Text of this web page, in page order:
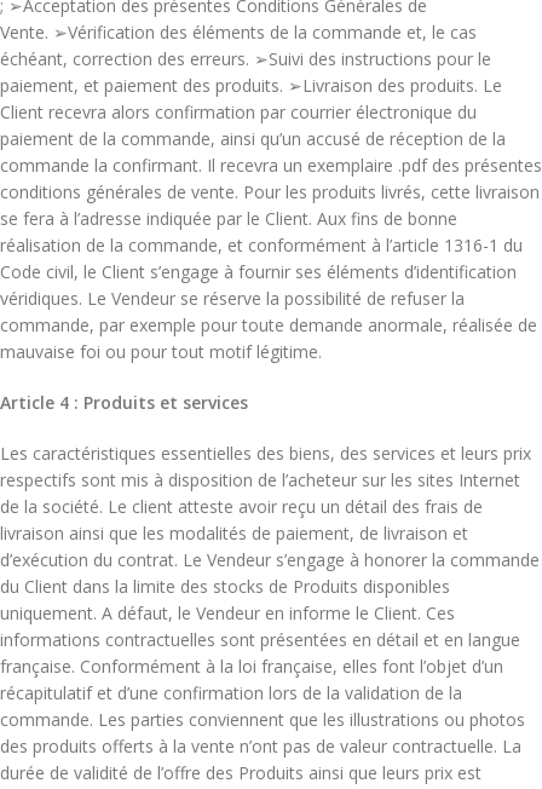
; ➢Acceptation des présentes Conditions Générales de
Vente. ➢Vérification des éléments de la commande et, le cas
échéant, correction des erreurs. ➢Suivi des instructions pour le
paiement, et paiement des produits. ➢Livraison des produits. Le
Client recevra alors confirmation par courrier électronique du
paiement de la commande, ainsi qu’un accusé de réception de la
commande la confirmant. Il recevra un exemplaire .pdf des présentes
conditions générales de vente. Pour les produits livrés, cette livraison
se fera à l’adresse indiquée par le Client. Aux fins de bonne
réalisation de la commande, et conformément à l’article 1316-1 du
Code civil, le Client s’engage à fournir ses éléments d’identification
véridiques. Le Vendeur se réserve la possibilité de refuser la
commande, par exemple pour toute demande anormale, réalisée de
mauvaise foi ou pour tout motif légitime.
Article 4 : Produits et services
Les caractéristiques essentielles des biens, des services et leurs prix
respectifs sont mis à disposition de l’acheteur sur les sites Internet
de la société. Le client atteste avoir reçu un détail des frais de
livraison ainsi que les modalités de paiement, de livraison et
d’exécution du contrat. Le Vendeur s’engage à honorer la commande
du Client dans la limite des stocks de Produits disponibles
uniquement. A défaut, le Vendeur en informe le Client. Ces
informations contractuelles sont présentées en détail et en langue
française. Conformément à la loi française, elles font l’objet d’un
récapitulatif et d’une confirmation lors de la validation de la
commande. Les parties conviennent que les illustrations ou photos
des produits offerts à la vente n’ont pas de valeur contractuelle. La
durée de validité de l’offre des Produits ainsi que leurs prix est